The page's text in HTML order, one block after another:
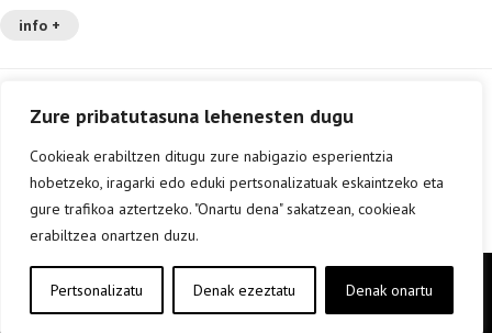
Zure pribatutasuna lehenesten dugu
Cookieak erabiltzen ditugu zure nabigazio esperientzia
hobetzeko, iragarki edo eduki pertsonalizatuak eskaintzeko eta
gure trafikoa aztertzeko. "Onartu dena" sakatzean, cookieak
erabiltzea onartzen duzu.
Pertsonalizatu Denak ezeztatu Denak onartu
info +
Copyright © elkar Argitaletxeak 2019
Lege oharra
Cookie politika